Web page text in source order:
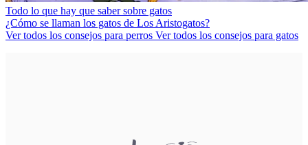
Todo lo que hay que saber sobre gatos
¿Cómo se llaman los gatos de Los Aristogatos?
Ver todos los consejos para perros Ver todos los consejos para gatos